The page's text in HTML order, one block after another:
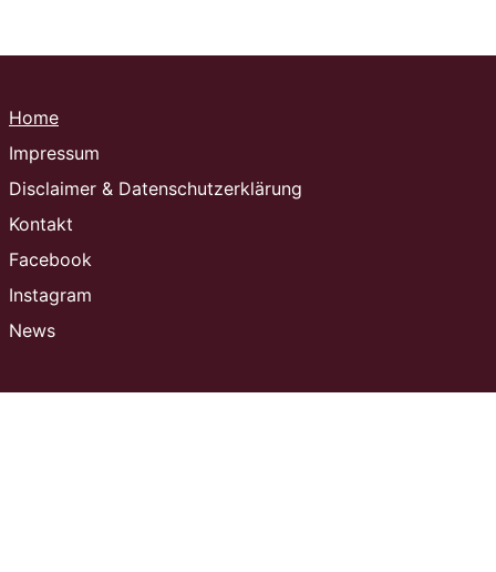
Home
Impressum
Disclaimer & Datenschutzerklärung
Kontakt
Facebook
Instagram
News